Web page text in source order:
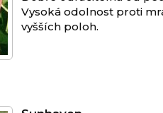
Vysoká odolnost proti
vyšších poloh.